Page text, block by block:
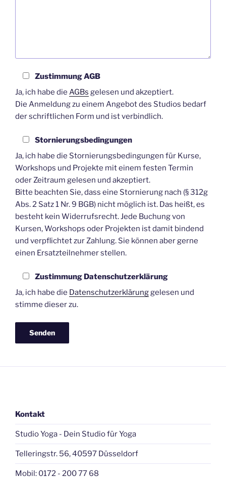
Zustimmung AGB
Ja, ich habe die AGBs gelesen und akzeptiert.
Die Anmeldung zu einem Angebot des Studios bedarf
der schriftlichen Form und ist verbindlich.
Stornierungsbedingungen
Ja, ich habe die Stornierungsbedingungen für Kurse,
Workshops und Projekte mit einem festen Termin
oder Zeitraum gelesen und akzeptiert.
Bitte beachten Sie, dass eine Stornierung nach (§ 312g
Abs. 2 Satz 1 Nr. 9 BGB) nicht möglich ist. Das heißt, es
besteht kein Widerrufsrecht. Jede Buchung von
Kursen, Workshops oder Projekten ist damit bindend
und verpflichtet zur Zahlung. Sie können aber gerne
einen Ersatzteilnehmer stellen.
Zustimmung Datenschutzerklärung
Ja, ich habe die Datenschutzerklärunggelesen und
stimme dieser zu.
Kontakt
Studio Yoga - Dein Studio für Yoga
Telleringstr. 56, 40597 Düsseldorf
Mobil: 0172 - 200 77 68